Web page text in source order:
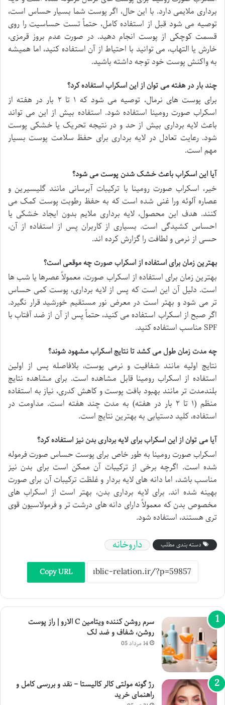
برداری ملایمی دارد. با این حال، اگر پوست شما بسیار حساس است،
توصیه می شود قبل از استفاده کامل، حتماً تست حساسیت را روی
قسمت کوچکی از پوست انجام دهید. در صورت عدم بروز قرمزی،
خارش یا التهاب، می توانید با احتیاط از آن استفاده کنید، اما همیشه
به واکنش پوست خود توجه داشته باشید.
چند بار در هفته می توان از این اسکراب استفاده کرد؟
برای پوست های نرمال، توصیه می شود که ۱ تا ۲ بار در هفته از
اسکراب صورت رومینا استفاده شود. استفاده بیش از این می تواند
باعث لایه برداری بیش از حد و در نتیجه تحریک یا خشکی پوست
شود. رعایت تعادل در لایه برداری برای حفظ سلامت پوست بسیار
مهم است.
آیا این اسکراب باعث خشک شدن پوست می شود؟
خیر، اسکراب صورت رومینا با ترکیبات آبرسانی مانند گلیسیرین و
عصاره آلوئه ورا غنی شده است که به حفظ رطوبت پوست کمک می
کنند. هدف این محصول، لایه برداری ملایم بدون ایجاد خشکی یا
احساس کشیدگی است. بسیاری از کاربران پس از استفاده از آن،
حسی از نرمی و لطافت را گزارش کرده اند.
بهترین زمان برای استفاده از اسکراب صورت چه موقعی است؟
بهترین زمان برای استفاده از اسکراب صورت، معمولاً عصرها یا شب ها
است. دلیل آن این است که پس از لایه برداری، پوست کمی حساس
تر می شود و بهتر است در معرض نور مستقیم خورشید قرار نگیرد.
اگر صبح از اسکراب استفاده می کنید، حتماً پس از آن از ضد آفتاب با
SPF مناسب استفاده کنید.
چه مدت زمان طول می کشد تا نتایج اسکراب مشهود شوند؟
نتایج اولیه مانند شفافیت و نرمی پوست، بلافاصله پس از اولین
استفاده از اسکراب رومینا قابل مشاهده است. برای مشاهده نتایج
بلندمدت تر مانند بهبود بافت پوست و کاهش کدری، نیاز به استفاده
منظم (۱ تا ۲ بار در هفته) به مدت چند هفته است. مداومت در
استفاده، کلید دستیابی به بهترین نتایج است.
آیا می توان از این اسکراب برای لایه برداری بدن نیز استفاده کرد؟
اسکراب صورت رومینا به طور خاص برای پوست حساس صورت فرموله
شده است. اگرچه برخی از ترکیبات آن ممکن است برای بدن نیز
مناسب باشد، اما دانه های لایه بردار و غلظت ترکیبات آن برای صورت
بهینه شده اند. برای لایه برداری بدن، بهتر است از اسکراب های
مخصوص بدن که معمولاً دارای دانه های درشت تر و فرمولاسیون قوی
تری هستند، استفاده شود.
دسته بندی مطلب داروخانه
Copy URL
سرم روشن کننده ویتامین C الارو | راز پوست
روشن، شفاف و ضد لک
14 مرداد 05
رژ گونه مولتی کالر کالیستا – نقد و بررسی کامل و
راهنمای خرید